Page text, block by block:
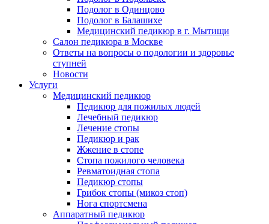
Подолог в Одинцово
Подолог в Балашихе
Медицинский педикюр в г. Мытищи
Салон педикюра в Москве
Ответы на вопросы о подологии и здоровье
ступней
Новости
Услуги
Медицинский педикюр
Педикюр для пожилых людей
Лечебный педикюр
Лечение стопы
Педикюр и рак
Жжение в стопе
Стопа пожилого человека
Ревматоидная стопа
Педикюр стопы
Грибок стопы (микоз стоп)
Нога спортсмена
Аппаратный педикюр